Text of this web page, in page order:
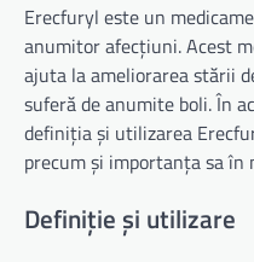
Erecfuryl este un
anumitor afecțiuni. Acest
ajuta la ameliorarea stării
suferă de anumite boli. În
definiția și utilizarea
precum și importanța sa în
Definiție și utilizare